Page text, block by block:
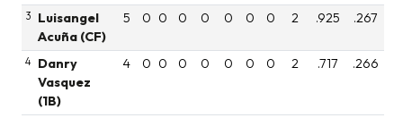
3
Luisangel
Acuña (CF)
5 0 0 0 0 0 0 0 2 .925 .267
4
Danry
Vasquez
(1B)
4 0 0 0 0 0 0 0 2 .717 .266